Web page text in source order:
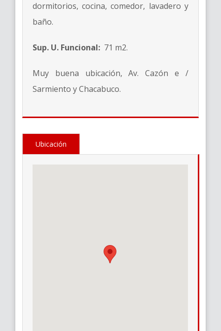
dormitorios, cocina, comedor, lavadero y
baño.
Sup. U. Funcional:71 m2.
Muy buena ubicación, Av.Cazón e /
Sarmiento y Chacabuco.
Ubicación